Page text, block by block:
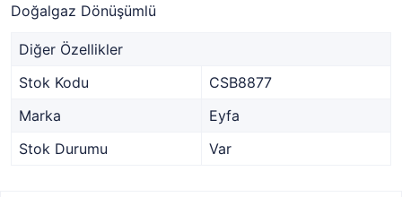
Doğalgaz Dönüşümlü
Diğer Özellikler
Stok Kodu
CSB8877
Marka
Eyfa
Stok Durumu
Var